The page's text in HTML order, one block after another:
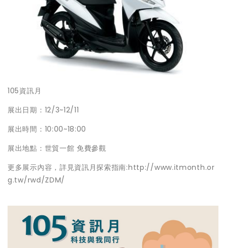
105資訊月
展出日期：12/3~12/11
展出時間：10:00~18:00
展出地點：世貿一館 免費參觀
更多展示內容，詳見資訊月探索指南:http://www.itmonth.or
g.tw/rwd/ZDM/